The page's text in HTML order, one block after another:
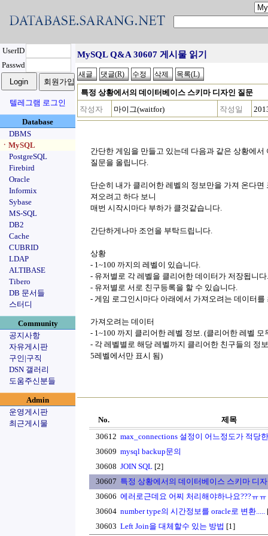
UserID
Passwd
텔레그램 로그인
Database
DBMS
ㆍMySQL
PostgreSQL
Firebird
Oracle
Informix
Sybase
MS-SQL
DB2
Cache
CUBRID
LDAP
ALTIBASE
Tibero
DB 문서들
스터디
Community
공지사항
자유게시판
구인|구직
DSN 갤러리
도움주신분들
Admin
운영게시판
최근게시물
MySQL Q&A 30607 게시물 읽기
특정 상황에서의 데이터베이스 스키마 디자인 질문
작성자
마이그(waitfor) 작성일
간단한 게임을 만들고 있는데 다음과 같은 상황에
질문을 올립니다.
단순히 내가 클리어한 레벨의 정보만을 가져 온다
져오려고 하다 보니
매번 시작시마다 부하가 클것같습니다.
간단하게나마 조언을 부탁드립니다.
상황
- 1~100 까지의 레벨이 있습니다.
- 유저별로 각 레벨을 클리어한 데이터가 저장됩니
- 유저별로 서로 친구등록을 할 수 있습니다.
- 게임 로그인시마다 아래에서 가져오려는 데이터
가져오려는 데이터
- 1~100 까지 클리어한 레벨 정보. (클리어한 레벨 모
- 각 레벨별로 해당 레벨까지 클리어한 친구들의 정
5레벨에서만 표시 됨)
No.
제목
30612 max_connections 설정이 어느정도가 적당
30609 mysql backup문의
30608 JOIN SQL [2]
30607 특정 상황에서의 데이터베이스 스키마 디
30606 에러로근데요 어찌 처리해야하나요???ㅠㅠ
30604 number type의 시간정보를 oracle로 변환.....
30603 Left Join을 대체할수 있는 방법 [1]